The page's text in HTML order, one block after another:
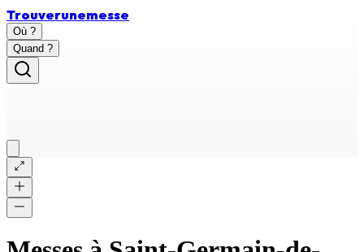
Trouverunemesse
Où ?
Quand ?